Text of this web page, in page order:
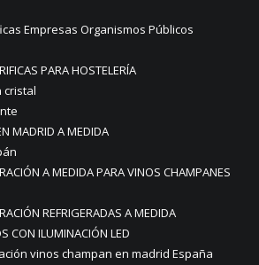
Empresas Organismos Públicos
PARA HOSTELERÍA
cristal
MADRID A MEDIDA
A MEDIDA PARA VINOS CHAMPANES
REFRIGERADAS A MEDIDA
CON ILUMINACIÓN LED
vinos champan en madrid España